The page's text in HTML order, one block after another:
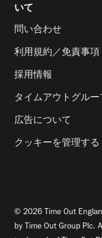
いて
問い合わせ
利用規約／免責事項
採用情報
タイムアウトグルー
広告について
クッキーを管理する
© 2026 Time Out
by Time Out Group Plc.